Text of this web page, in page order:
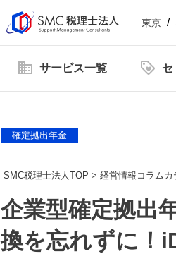
東京
サービス一覧 セ
顧問税理士をお探し
【2026年6.7.8.11月開催】企業型確定
【2026年12月開催】100年企業の経営
Youtube動画をまとめ
確定拠出年金
SMC税理士法人TOP > 経営情報コラムカ
企業型確定拠出
換を忘れずに！